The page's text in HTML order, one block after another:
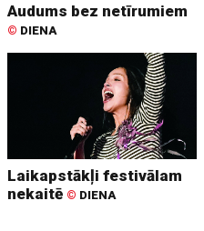
Audums bez netīrumiem
© DIENA
Laikapstākļi festivālam
nekaitē © DIENA